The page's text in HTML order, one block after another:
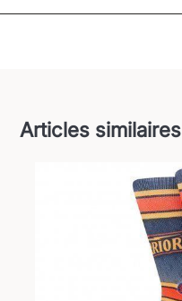
Articles similaires